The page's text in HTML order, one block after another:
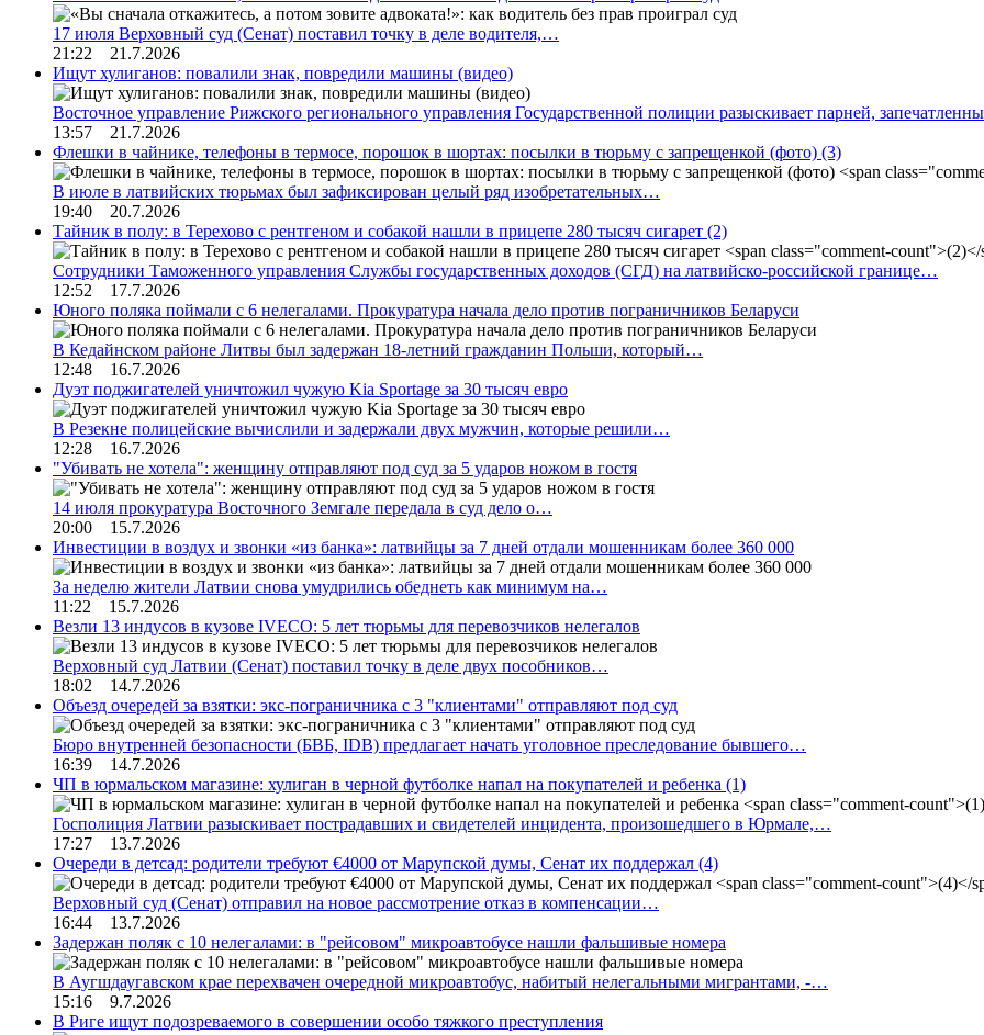
17 июля Верховный суд (Сенат) поставил точку в деле водителя,…
21:22 21.7.2026
Ищут хулиганов: повалили знак, повредили машины (видео)
Восточное управление Рижского регионального управления Государственной полиции разыскивает парней,
13:57 21.7.2026
Флешки в чайнике, телефоны в термосе, порошок в шортах: посылки в тюрьму с запрещенкой (фото) (3)
В июле в латвийских тюрьмах был зафиксирован целый ряд изобретательных…
19:40 20.7.2026
Тайник в полу: в Терехово с рентгеном и собакой нашли в прицепе 280 тысяч сигарет (2)
Сотрудники Таможенного управления Службы государственных доходов (СГД) на латвийско-российской границе…
12:52 17.7.2026
Юного поляка поймали с 6 нелегалами. Прокуратура начала дело против пограничников Беларуси
В Кедайнском районе Литвы был задержан 18-летний гражданин Польши, который…
12:48 16.7.2026
Дуэт поджигателей уничтожил чужую Kia Sportage за 30 тысяч евро
В Резекне полицейские вычислили и задержали двух мужчин, которые решили…
12:28 16.7.2026
"Убивать не хотела": женщину отправляют под суд за 5 ударов ножом в гостя
14 июля прокуратура Восточного Земгале передала в суд дело о…
20:00 15.7.2026
Инвестиции в воздух и звонки «из банка»: латвийцы за 7 дней отдали мошенникам более 360 000
За неделю жители Латвии снова умудрились обеднеть как минимум на…
11:22 15.7.2026
Везли 13 индусов в кузове IVECO: 5 лет тюрьмы для перевозчиков нелегалов
Верховный суд Латвии (Сенат) поставил точку в деле двух пособников…
18:02 14.7.2026
Объезд очередей за взятки: экс-пограничника с 3 "клиентами" отправляют под суд
Бюро внутренней безопасности (БВБ, IDB) предлагает начать уголовное преследование бывшего…
16:39 14.7.2026
ЧП в юрмальском магазине: хулиган в черной футболке напал на покупателей и ребенка (1)
Госполиция Латвии разыскивает пострадавших и свидетелей инцидента, произошедшего в Юрмале,…
17:27 13.7.2026
Очереди в детсад: родители требуют €4000 от Марупской думы, Сенат их поддержал (4)
Верховный суд (Сенат) отправил на новое рассмотрение отказ в компенсации…
16:44 13.7.2026
Задержан поляк с 10 нелегалами: в "рейсовом" микроавтобусе нашли фальшивые номера
В Аугшдаугавском крае перехвачен очередной микроавтобус, набитый нелегальными мигрантами, -…
15:16 9.7.2026
В Риге ищут подозреваемого в совершении особо тяжкого преступления